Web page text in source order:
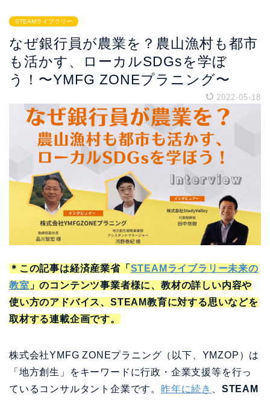
STEAMライブラリー
なぜ銀行員が農業を？農山漁村も都市
も活かす、ローカルSDGsを学ぼ
う！〜YMFG ZONEプラニング〜
2022-05-18
＊この記事は経済産業省「 STEAMライブラリー未来の
教室 」のコンテンツ事業者様に、教材の詳しい内容や
使い方のアドバイス、STEAM教育に対する思いなどを
取材する連載企画です。
株式会社YMFG ZONEプラニング（以下、YMZOP）は
「地方創生」をキーワードに行政・企業支援等を行っ
ているコンサルタント企業です。 昨年に続き
STEAM